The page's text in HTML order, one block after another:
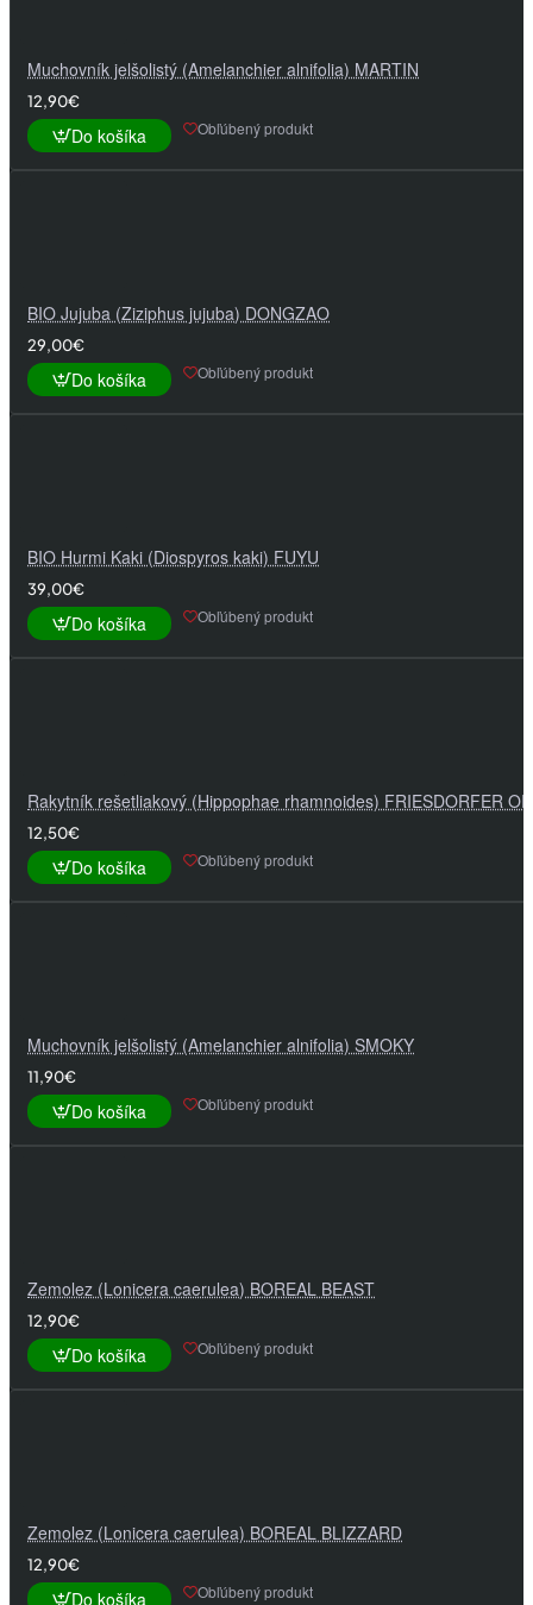
Muchovník jelšolistý (Amelanchier alnifolia) MARTIN
12,90€
Do košíka Obľúbený produkt
BIO Jujuba (Ziziphus jujuba) DONGZAO
29,00€
Do košíka Obľúbený produkt
BIO Hurmi Kaki (Diospyros kaki) FUYU
39,00€
Do košíka Obľúbený produkt
Rakytník rešetliakový (Hippophae rhamnoides) FRIESDORFER
12,50€
Do košíka Obľúbený produkt
Muchovník jelšolistý (Amelanchier alnifolia) SMOKY
11,90€
Do košíka Obľúbený produkt
Zemolez (Lonicera caerulea) BOREAL BEAST
12,90€
Do košíka Obľúbený produkt
Zemolez (Lonicera caerulea) BOREAL BLIZZARD
12,90€
Do košíka Obľúbený produkt